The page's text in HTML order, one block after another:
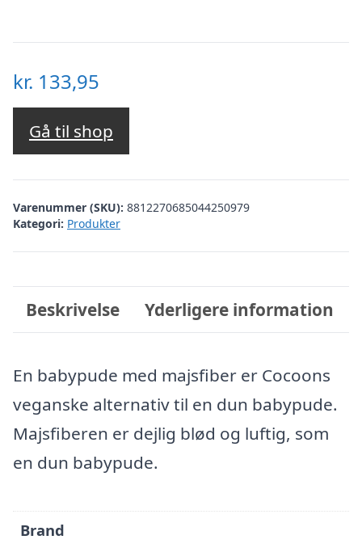
kr. 133,95
Gå til shop
Varenummer (SKU): 8812270685044250979
Kategori: Produkter
Beskrivelse Yderligere information
En babypude med majsfiber er Cocoons
veganske alternativ til en dun babypude.
Majsfiberen er dejlig blød og luftig, som
en dun babypude.
Brand